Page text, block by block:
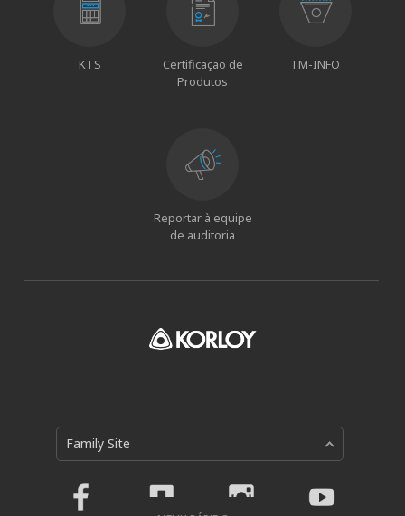
KTS
Certificação de
Produtos
TM-INFO
Reportar à equipe
de auditoria
Family Site